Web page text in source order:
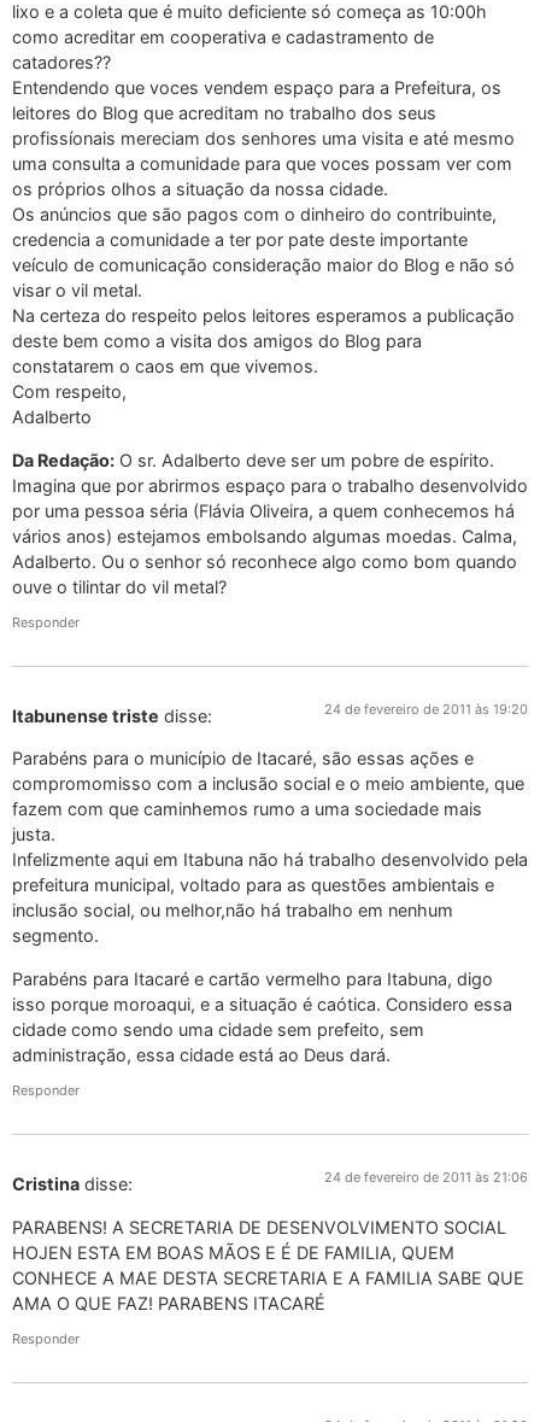
lixo e a coleta que é muito deficiente só começa as 10:00h
como acreditar em cooperativa e cadastramento de
catadores??
Entendendo que voces vendem espaço para a Prefeitura, os
leitores do Blog que acreditam no trabalho dos seus
profissíonais mereciam dos senhores uma visita e até mesmo
uma consulta a comunidade para que voces possam ver com
os próprios olhos a situação da nossa cidade.
Os anúncios que são pagos com o dinheiro do contribuinte,
credencia a comunidade a ter por pate deste importante
veículo de comunicação consideração maior do Blog e não só
visar o vil metal.
Na certeza do respeito pelos leitores esperamos a publicação
deste bem como a visita dos amigos do Blog para
constatarem o caos em que vivemos.
Com respeito,
Adalberto
Da Redação: O sr. Adalberto deve ser um pobre de espírito.
Imagina que por abrirmos espaço para o trabalho desenvolvido
por uma pessoa séria (Flávia Oliveira, a quem conhecemos há
vários anos) estejamos embolsando algumas moedas. Calma,
Adalberto. Ou o senhor só reconhece algo como bom quando
ouve o tilintar do vil metal?
Responder
Itabunense triste disse: 24 de fevereiro de 2011 às 19:20
Parabéns para o município de Itacaré, são essas ações e
compromomisso com a inclusão social e o meio ambiente, que
fazem com que caminhemos rumo a uma sociedade mais
justa.
Infelizmente aqui em Itabuna não há trabalho desenvolvido pela
prefeitura municipal, voltado para as questões ambientais e
inclusão social, ou melhor,não há trabalho em nenhum
segmento.
Parabéns para Itacaré e cartão vermelho para Itabuna, digo
isso porque moroaqui, e a situação é caótica. Considero essa
cidade como sendo uma cidade sem prefeito, sem
administração, essa cidade está ao Deus dará.
Responder
Cristina disse: 24 de fevereiro de 2011 às 21:06
PARABENS! A SECRETARIA DE DESENVOLVIMENTO SOCIAL
HOJEN ESTA EM BOAS MÃOS E É DE FAMILIA, QUEM
CONHECE A MAE DESTA SECRETARIA E A FAMILIA SABE QUE
AMA O QUE FAZ! PARABENS ITACARÉ
Responder